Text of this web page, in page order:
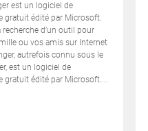
est un logiciel de
gratuit édité par Microsoft.
d’un outil pour
ou vos amis sur Internet
autrefois connu sous le
est un logiciel de
gratuit édité par Microsoft....